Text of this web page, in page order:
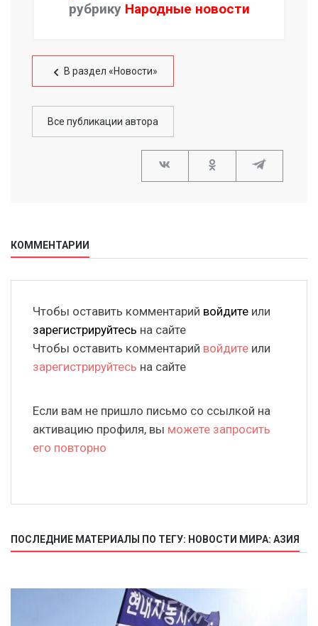
рубрику Народные новости
В раздел «Новости»
Все публикации автора
КОММЕНТАРИИ
Чтобы оставить комментарий войдите или
зарегистрируйтесь на сайте
Чтобы оставить комментарий войдите или
зарегистрируйтесь на сайте
Если вам не пришло письмо со ссылкой на
активацию профиля, вы можете запросить
его повторно
ПОСЛЕДНИЕ МАТЕРИАЛЫ ПО ТЕГУ: НОВОСТИ МИРА: АЗИЯ